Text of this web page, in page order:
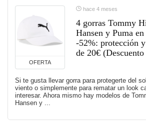
OFERTA
hace 4 meses
4 gorras Tommy
Hansen y Puma
-52%: protección
de 20€
Si te gusta llevar gorra para protegerte del
viento o simplemente para rematar un look
interesar. Ahora mismo hay modelos de
Hansen y ...